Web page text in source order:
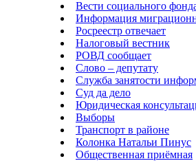
Вести социального
Информация
Росреестр отвечает
Налоговый вестник
РОВД сообщает
Слово – депутату
Служба занятости
Суд да дело
Юридическая
Выборы
Транспорт в районе
Колонка Натальи Пинус
Общественная приёмная